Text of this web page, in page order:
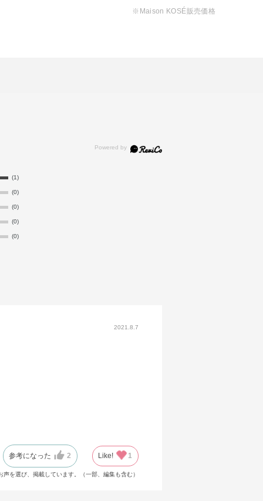
※Maison KOSÉ販売価格
(1)
(0)
(0)
(0)
(0)
2021.8.7
参考になった 2 Like! 1
を選び、掲載しています。（一部、編集も含む）